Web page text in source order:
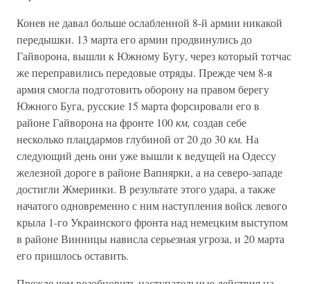
Конев не давал больше ослабленной 8-й армии никакой
передышки. 13 марта его армии продвинулись до
Гайворона, вышли к Южному Бугу, через который тотчас
же переправились передовые отряды. Прежде чем 8-я
армия смогла подготовить оборону на правом берегу
Южного Буга, русские 15 марта форсировали его в
районе Гайворона на фронте 100км, создав себе
несколько плацдармов глубиной от 20 до 30км. На
следующий день они уже вышли к ведущей на Одессу
железной дороге в районе Вапнярки, а на северо-западе
достигли Жмеринки. В результате этого удара, а также
начатого одновременно с ним наступления войск левого
крыла 1-го Украинского фронта над немецким выступом
в районе Винницы нависла серьезная угроза, и 20 марта
его пришлось оставить.